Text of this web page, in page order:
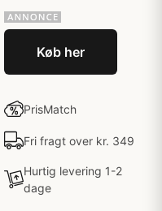
Køb her
PrisMatch
Fri fragt over kr. 349
Hurtig levering 1-2
dage